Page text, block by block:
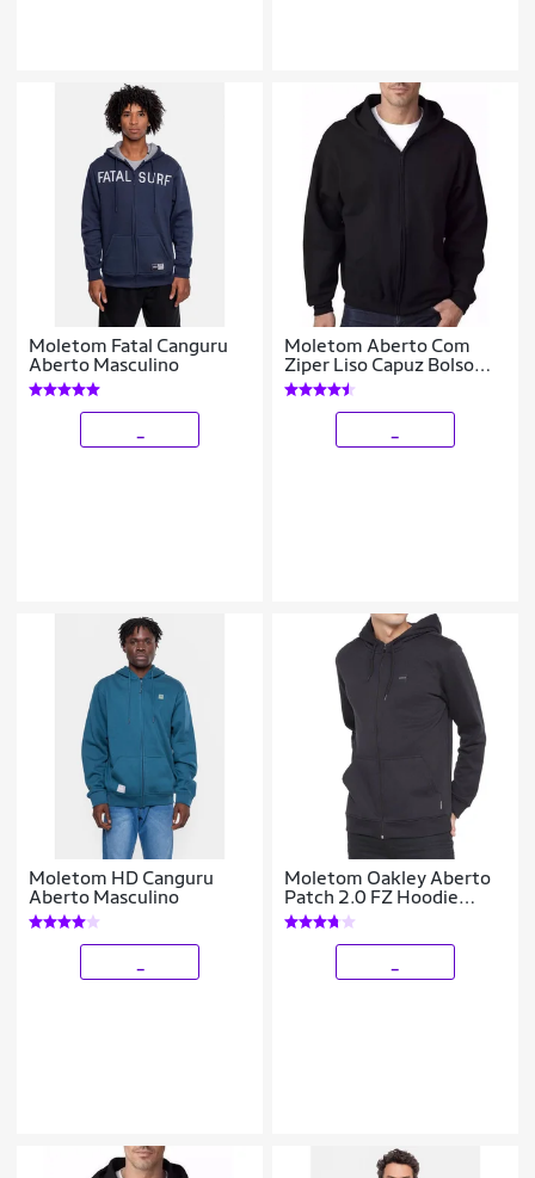
Moletom Fatal Canguru
Aberto Masculino
Moletom Aberto Com
Ziper Liso Capuz Bolso
Blusa Frio Moleton
Moletom HD Canguru
Aberto Masculino
Moletom Oakley Aberto
Patch 2.0 FZ Hoodie
Masculino